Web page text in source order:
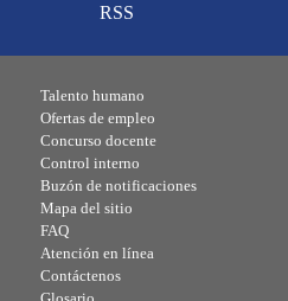
RSS
Talento humano
Ofertas de empleo
Concurso docente
Control interno
Buzón de notificaciones
Mapa del sitio
FAQ
Atención en línea
Contáctenos